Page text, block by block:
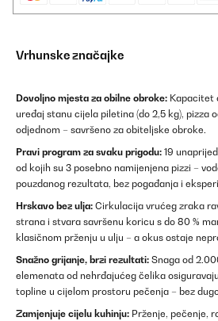
Vrhunske značajke
Dovoljno mjesta za obilne obroke: Kapacitet
uređaj stanu cijela piletina (do 2,5 kg), pizza
odjednom – savršeno za obiteljske obroke.
Pravi program za svaku prigodu: 19
od kojih su 3 posebno namijenjena pizzi –
pouzdanog rezultata, bez pogađanja i
Hrskavo bez ulja: Cirkulacija vrućeg zraka
strana i stvara savršenu koricu s do 80 %
klasičnom prženju u ulju – a okus ostaje
Snažno grijanje, brzi rezultati: Snaga od
elemenata od nehrđajućeg čelika
topline u cijelom prostoru pečenja – bez
Zamjenjuje cijelu kuhinju: Prženje, pečenje,